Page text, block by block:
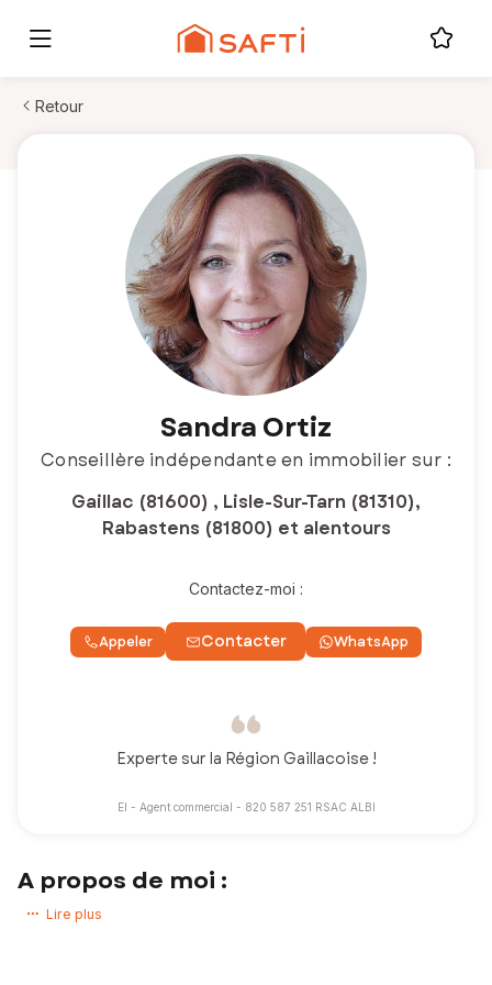
Retour
Sandra Ortiz
Conseillère indépendante en immobilier sur :
Gaillac (81600) , Lisle-Sur-Tarn (81310),
Rabastens (81800) et alentours
Contactez-moi :
Appeler Contacter WhatsApp
Experte sur la Région Gaillacoise !
EI - Agent commercial - 820 587 251 RSAC ALBI
A propos de moi :
Vous avez un projet immobilier sur la Région Gaillacoise ?
Lire plus